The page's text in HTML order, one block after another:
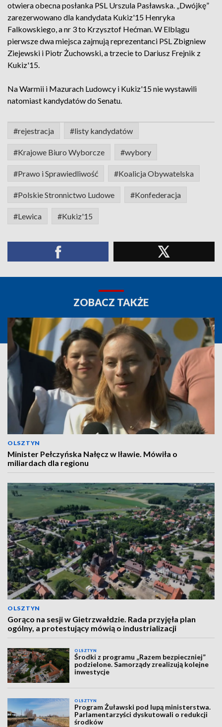
otwiera obecna posłanka PSL Urszula Pasławska. „Dwójkę”
zarezerwowano dla kandydata Kukiz'15 Henryka
Falkowskiego, a nr 3 to Krzysztof Hećman. W Elblągu
pierwsze dwa miejsca zajmują reprezentanci PSL Zbigniew
Ziejewski i Piotr Żuchowski, a trzecie to Dariusz Frejnik z
Kukiz'15.
Na Warmii i Mazurach Ludowcy i Kukiz'15 nie wystawili
natomiast kandydatów do Senatu.
#rejestracja #listy kandydatów
#Krajowe Biuro Wyborcze #wybory
#Prawo i Sprawiedliwość #Koalicja Obywatelska
#Polskie Stronnictwo Ludowe #Konfederacja
#Lewica #Kukiz'15
ZOBACZ TAKŻE
OLSZTYN
Minister Pełczyńska Nałęcz w Iławie. Mówiła o
miliardach dla regionu
OLSZTYN
Gorąco na sesji w Gietrzwałdzie. Rada przyjęła plan
ogólny, a protestujący mówią o industrializacji
OLSZTYN
Środki z programu „Razem bezpieczniej”
podzielone. Samorządy zrealizują kolejne
inwestycje
OLSZTYN
Program Żuławski pod lupą ministerstwa.
Parlamentarzyści dyskutowali o redukcji
środków